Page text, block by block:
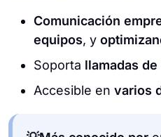
Comunicación
equipos, y
Soporta llamadas
Accesible en varios